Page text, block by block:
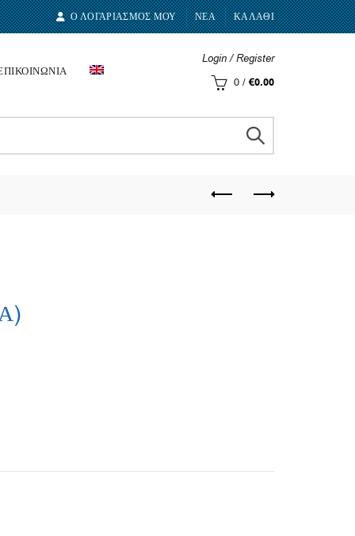
Ο ΛΟΓΑΡΙΑΣΜΟΣ ΜΟΥ ΝΕΑ ΚΑΛΑΘΙ
Login / Register
0 / €0.00